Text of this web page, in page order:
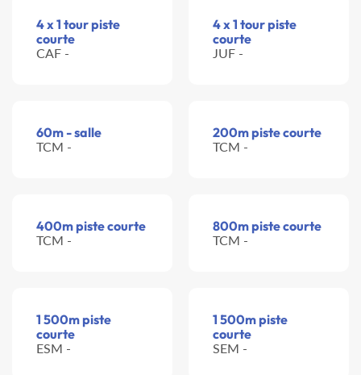
4 x 1 tour piste
courte
CAF -
4 x 1 tour piste
courte
JUF -
60m - salle
TCM -
200m piste courte
TCM -
400m piste courte
TCM -
800m piste courte
TCM -
1 500m piste
courte
ESM -
1 500m piste
courte
SEM -